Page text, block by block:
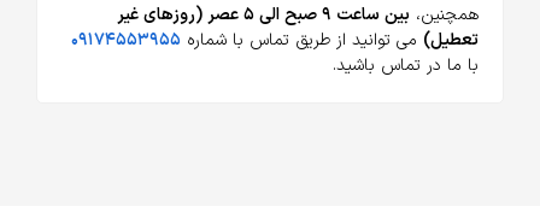
همچنین،
بین ساعت ۹ صبح الی ۵ عصر (روزهای غیر
تعطیل) می توانید از طریق تماس با شماره ۰۹۱۷۴۵۵۳۹۵۵
با ما در تماس باشید.